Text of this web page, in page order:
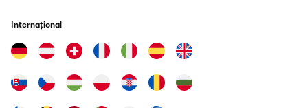
Utilisateur d'Amazon
Traducere
Internațional